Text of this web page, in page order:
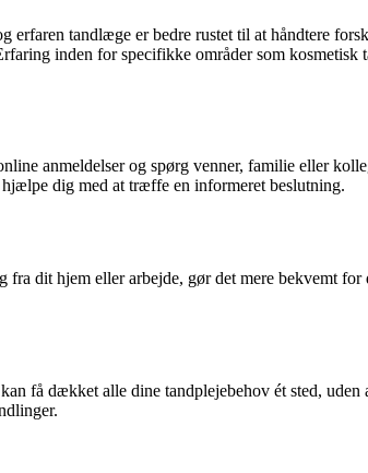
tandlæge er bedre rustet til at håndtere
inden for specifikke områder som kosmetisk
anmeldelser og spørg venner, familie eller
dig med at træffe en informeret beslutning.
dit hjem eller arbejde, gør det mere bekvemt for
få dækket alle dine tandplejebehov ét sted,